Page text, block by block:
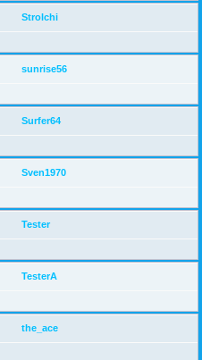
Strolchi
sunrise56
Surfer64
Sven1970
Tester
TesterA
the_ace